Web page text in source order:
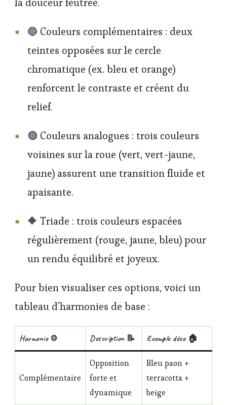
la douceur feutrée.
🔵 Couleurs complémentaires : deux
teintes opposées sur le cercle
chromatique (ex. bleu et orange)
renforcent le contraste et créent du
relief.
🟢 Couleurs analogues : trois couleurs
voisines sur la roue (vert, vert-jaune,
jaune) assurent une transition fluide et
apaisante.
🔶 Triade : trois couleurs espacées
régulièrement (rouge, jaune, bleu) pour
un rendu équilibré et joyeux.
Pour bien visualiser ces options, voici un
tableau d’harmonies de base :
Harmonie ⚙️ Description 📝 Exemple déco 🏠
Complémentaire
Opposition
forte et
dynamique
Bleu paon +
terracotta +
beige